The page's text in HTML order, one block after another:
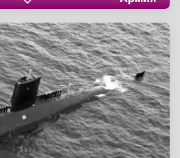
продолжали вести
в ходе которых овладели
финнов Кивеннапа,
более 30 других